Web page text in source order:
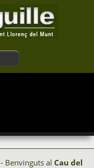
- Benvinguts al Cau del